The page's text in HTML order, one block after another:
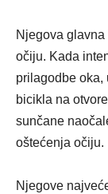
Njegova
očiju. Kada
prilagodbe oka,
bicikla na
sunčane
oštećenja očiju.
Njegove